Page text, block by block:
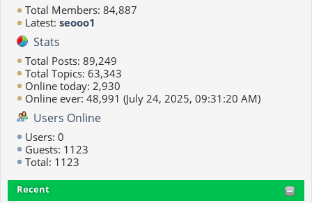
Total Members: 84,887
Latest: seooo1
Stats
Total Posts: 89,249
Total Topics: 63,343
Online today: 2,930
Online ever: 48,991 (July 24, 2025, 09:31:20 AM)
Users Online
Users: 0
Guests: 1123
Total: 1123
Recent